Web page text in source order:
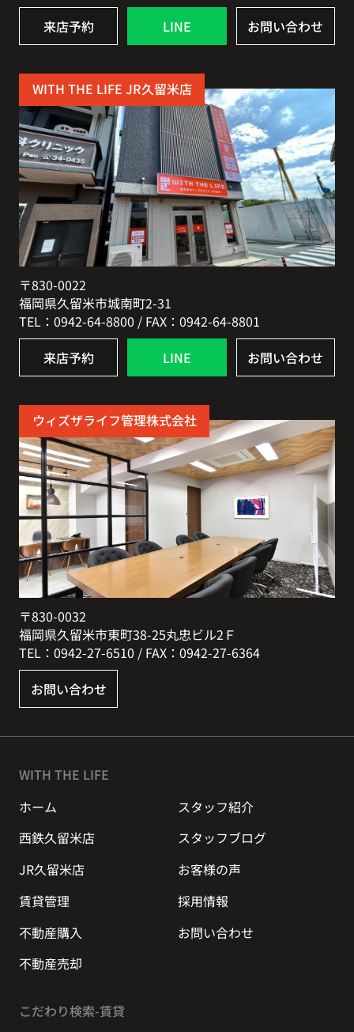
来店予約 LINE お問い合わせ
WITH THE LIFE JR久留米店
〒830-0022
福岡県久留米市城南町2-31
TEL：0942-64-8800 / FAX：0942-64-8801
来店予約 LINE お問い合わせ
ウィズザライフ管理株式会社
〒830-0032
福岡県久留米市東町38-25丸忠ビル2Ｆ
TEL：0942-27-6510 / FAX：0942-27-6364
お問い合わせ
WITH THE LIFE
ホーム
スタッフ紹介
西鉄久留米店
スタッフブログ
JR久留米店
お客様の声
賃貸管理
採用情報
不動産購入
お問い合わせ
不動産売却
こだわり検索-賃貸